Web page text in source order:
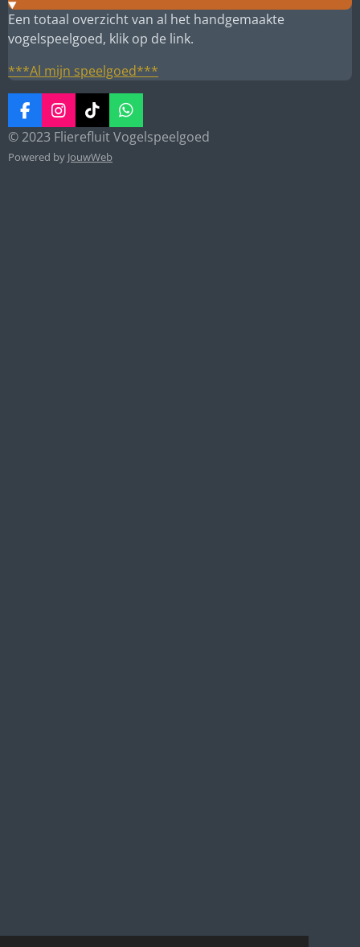
Een totaal overzicht van al het handgemaakte
vogelspeelgoed, klik op de link.
***Al mijn speelgoed***
F
a
c
e
I
n
s
t
T
i
k
T
W
h
a
© 2023 Flierefluit Vogelspeelgoed
Powered by JouwWeb